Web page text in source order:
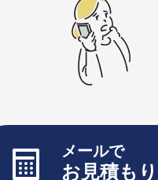
メールで
お見積もり